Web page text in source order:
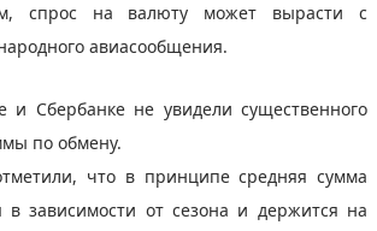
спрос на валюту может вырасти с
авиасообщения.
и Сбербанке не увидели существенного
по обмену.
что в принципе средняя сумма
в зависимости от сезона и держится на